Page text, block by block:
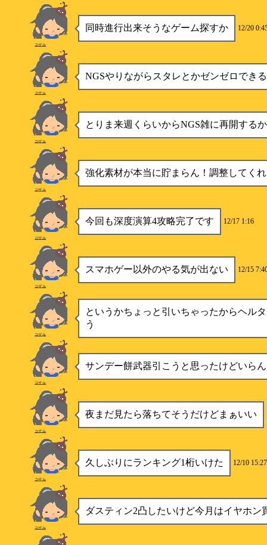
同時進行出来そうなゲーム探すか 12/20
コザル
NGSやりながらスタレとかゼンゼロでき
コザル
とりま来週くらいからNGS雑に再開する
コザル
強化素材が本当に貯まらん！調整してく
コザル
今回も深度演算4攻略完了です 12/17 1:16
コザル
スマホゲー以外のやる気が出ない 12/15
コザル
というかちょっと引いちゃったからヘル
う
コザル
サンデー餅武器引こうと思ったけどいら
コザル
夜まだ見たら落ちてそうだけどまぁいい
コザル
久しぶりにランキング1桁いけた 12/10 15:27
コザル
ダスティン2凸したいけど今月はイヤホン
コザル